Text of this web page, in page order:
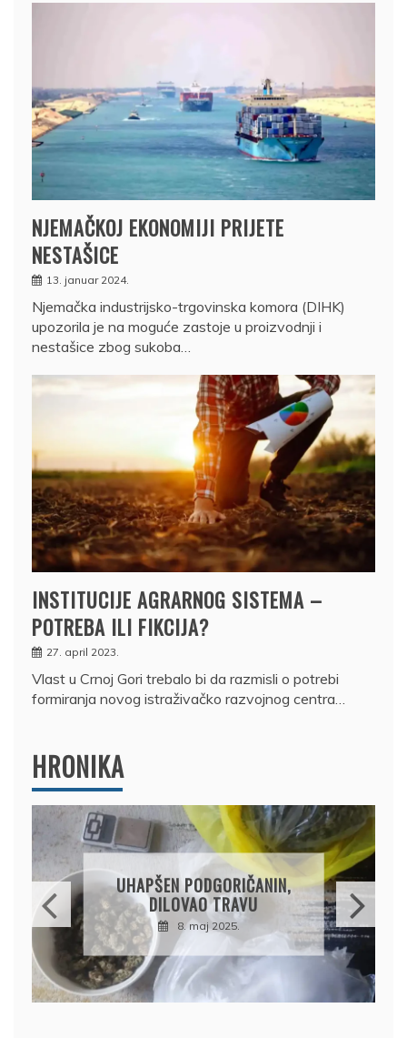
NJEMAČKOJ EKONOMIJI PRIJETE
NESTAŠICE
13. januar 2024.
Njemačka industrijsko-trgovinska komora (DIHK)
upozorila je na moguće zastoje u proizvodnji i
nestašice zbog sukoba…
INSTITUCIJE AGRARNOG SISTEMA –
POTREBA ILI FIKCIJA?
27. april 2023.
Vlast u Crnoj Gori trebalo bi da razmisli o potrebi
formiranja novog istraživačko razvojnog centra…
HRONIKA
DRŽAVLJANIN RUSIJE
OSUMNJIČEN DA JE
PRODAO TUĐI BMW,
DRŽAVU NAPUSTIO
BRODOM
12. februar 2025.